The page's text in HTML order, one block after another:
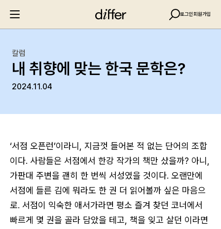
로그인회원가입
칼럼
내 취향에 맞는 한국 문학은?
2024.11.04
‘서점 오픈런’이라니, 지금껏 들어본 적 없는 단어의 조합
이다. 사람들은 서점에서 한강 작가의 책만 샀을까? 아니,
가판대 주변을 괜히 한 번씩 서성였을 것이다. 오랜만에
서점에 들른 김에 뭐라도 한 권 더 읽어볼까 싶은 마음으
로. 서점이 익숙한 애서가라면 평소 즐겨 찾던 코너에서
빠르게 몇 권을 골라 담았을 테고, 책을 잊고 살던 이라면